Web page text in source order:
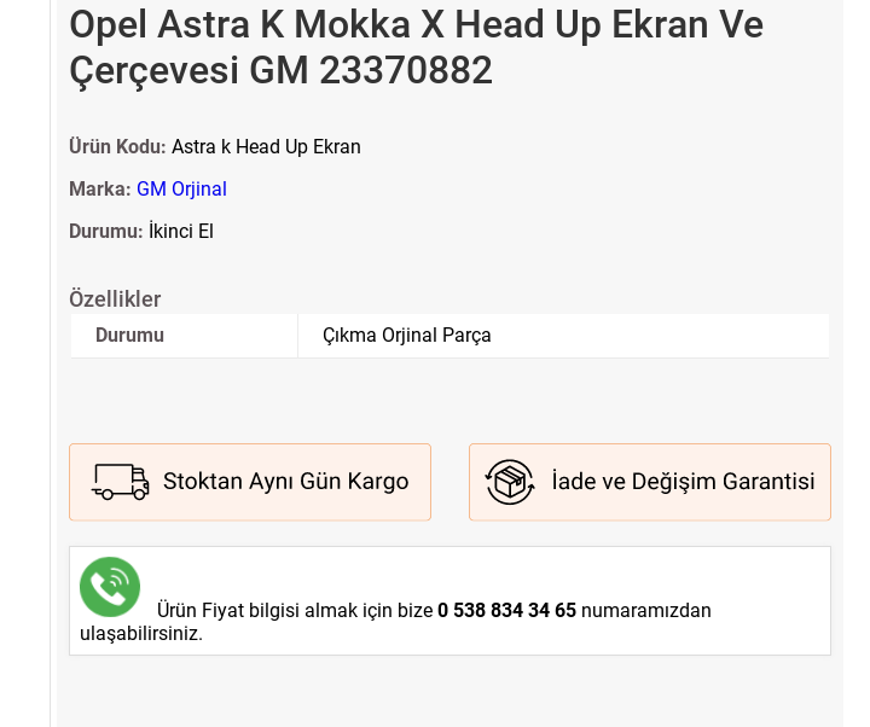
Opel Astra K Mokka X Head Up Ekran Ve
Çerçevesi GM 23370882
Ürün Kodu: Astra k Head Up Ekran
Marka: GM Orjinal
Durumu: İkinci El
Özellikler
Durumu Çıkma Orjinal Parça
Ürün Fiyat bilgisi almak için bize 0 538 834 34 65numaramızdan
ulaşabilirsiniz.